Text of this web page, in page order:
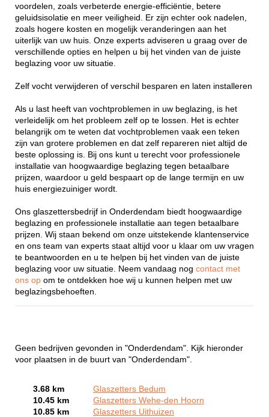
voordelen, zoals verbeterde energie-efficiëntie, betere
geluidsisolatie en meer veiligheid. Er zijn echter ook nadelen,
zoals hogere kosten en mogelijk veranderingen aan het
uiterlijk van uw huis. Onze experts adviseren u graag over de
verschillende opties en helpen u bij het vinden van de juiste
beglazing voor uw situatie.
Zelf vocht verwijderen of verschil besparen en laten installeren
Als u last heeft van vochtproblemen in uw beglazing, is het
verleidelijk om het probleem zelf op te lossen. Het is echter
belangrijk om te weten dat vochtproblemen vaak een teken
zijn van grotere problemen en dat zelf repareren niet altijd de
beste oplossing is. Bij ons kunt u terecht voor professionele
installatie van hoogwaardige beglazing tegen betaalbare
prijzen, waardoor u geld bespaart op de lange termijn en uw
huis energiezuiniger wordt.
Ons glaszettersbedrijf in Onderdendam biedt hoogwaardige
beglazing en professionele installatie aan tegen betaalbare
prijzen. Wij staan bekend om onze uitstekende klantenservice
en ons team van experts staat altijd voor u klaar om uw vragen
te beantwoorden en u te helpen bij het vinden van de juiste
beglazing voor uw situatie. Neem vandaag nog contact met
ons op om te ontdekken hoe wij u kunnen helpen met uw
beglazingsbehoeften.
Geen bedrijven gevonden in "Onderdendam". Kijk hieronder
voor plaatsen in de buurt van "Onderdendam".
3.68 km
Glaszetters Bedum
10.45 km
Glaszetters Wehe-den Hoorn
10.85 km
Glaszetters Uithuizen